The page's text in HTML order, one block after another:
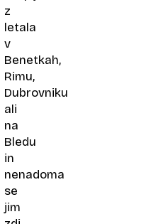
z
letala
v
Benetkah,
Rimu,
Dubrovniku
ali
na
Bledu
in
nenadoma
se
jim